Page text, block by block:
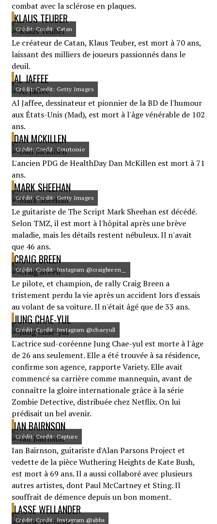
combat avec la sclérose en plaques.
KLAUS TEUBER
Crédit: Credit: Catan
Le créateur de Catan, Klaus Teuber, est mort à 70 ans,
laissant des milliers de joueurs passionnés dans le
deuil.
AL JAFFEE
Crédit: Credit: Getty Images
Al Jaffee, dessinateur et pionnier de la BD de l'humour
aux États-Unis (Mad), est mort à l'âge vénérable de 102
ans.
DAN MCKILLEN
Crédit: Credit: Courtoisie
L'ancien PDG de HealthDay Dan McKillen est mort à 71
ans.
MARK SHEEHAN
Crédit: Credit: Getty Images
Le guitariste de The Script Mark Sheehan est décédé.
Selon TMZ, il est mort à l'hôpital après une brève
maladie, mais les détails restent nébuleux. Il n'avait
que 46 ans.
CRAIG BREEN
Crédit: Credit: Instagram @craigbreen__
Le pilote, et champion, de rally Craig Breen a
tristement perdu la vie après un accident lors d'essais
au volant de sa voiture. Il n'était âgé que de 33 ans.
JUNG CHAE-YUL
Crédit: Credit: Instagram @chaeyull
L'actrice sud-coréenne Jung Chae-yul est morte à l'âge
de 26 ans seulement. Elle a été trouvée à sa résidence,
confirme son agence, rapporte Variety. Elle avait
commencé sa carrière comme mannequin, avant de
connaître la gloire internationale grâce à la série
Zombie Detective, distribuée chez Netflix. On lui
prédisait un bel avenir.
IAN BAIRNSON
Crédit: Credit: Capture
Ian Bairnson, guitariste d'Alan Parsons Project et
vedette de la pièce Wuthering Heights de Kate Bush,
est mort à 69 ans. Il a aussi collaboré avec plusieurs
autres artistes, dont Paul McCartney et Sting. Il
souffrait de démence depuis un bon moment.
LASSE WELLANDER
Crédit: Credit: Instagram @abba